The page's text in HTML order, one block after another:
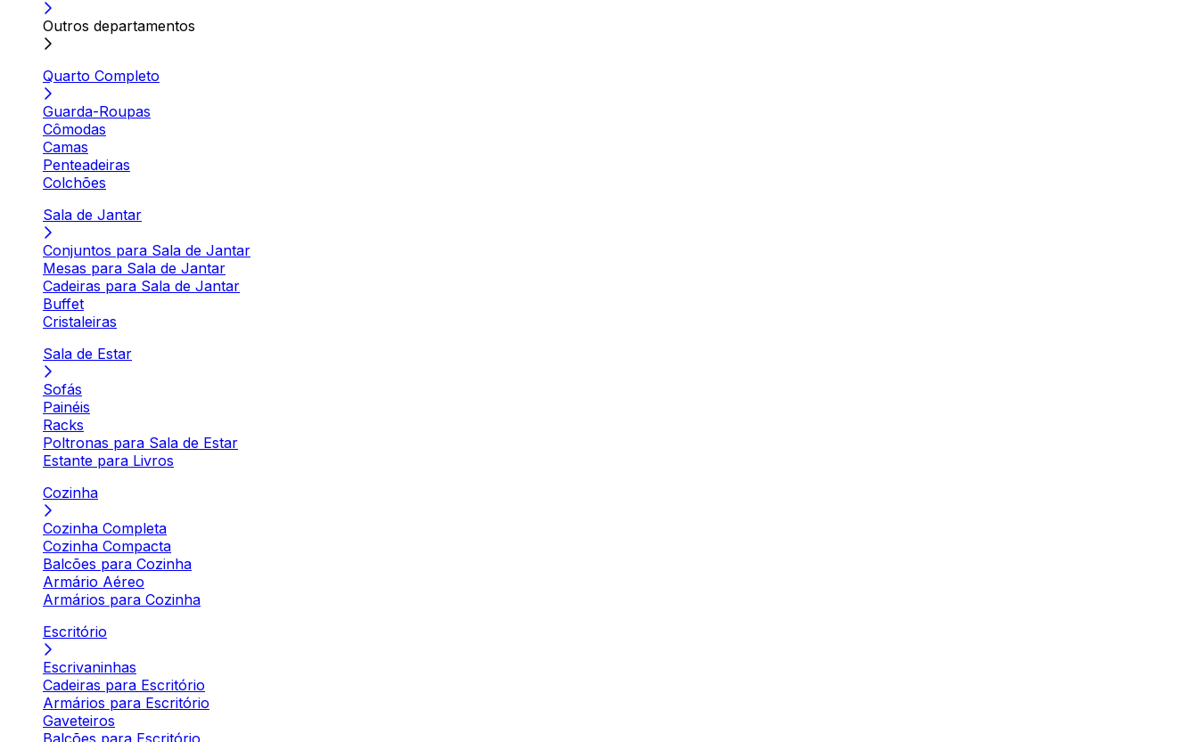
Outros departamentos
Quarto Completo
Guarda-Roupas
Cômodas
Camas
Penteadeiras
Colchões
Sala de Jantar
Conjuntos para Sala de Jantar
Mesas para Sala de Jantar
Cadeiras para Sala de Jantar
Buffet
Cristaleiras
Sala de Estar
Sofás
Painéis
Racks
Poltronas para Sala de Estar
Estante para Livros
Cozinha
Cozinha Completa
Cozinha Compacta
Balcões para Cozinha
Armário Aéreo
Armários para Cozinha
Escritório
Escrivaninhas
Cadeiras para Escritório
Armários para Escritório
Gaveteiros
Balcões para Escritório